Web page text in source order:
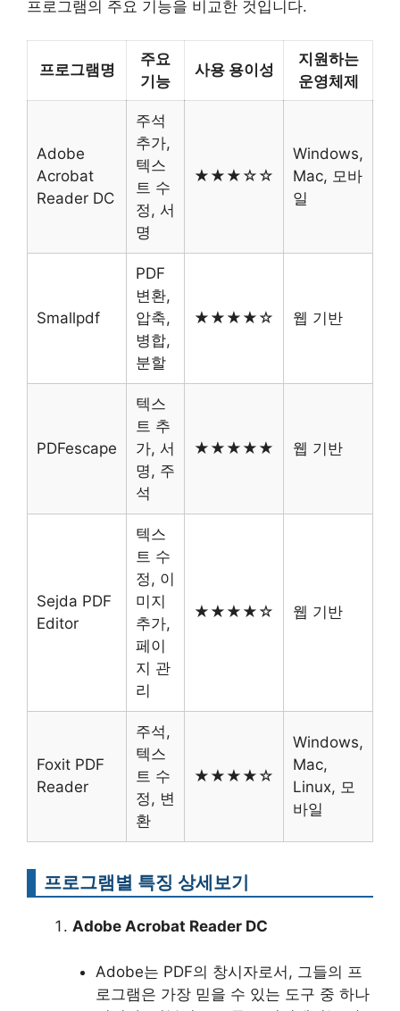
프로그램의 주요 기능을 비교한 것입니다.
프로그램명
주요
기능
사용 용이성
지원하는
운영체제
Adobe
Acrobat
Reader DC
주석
추가,
텍스
트 수
정, 서
명
★★★☆☆
Windows,
Mac, 모바
일
Smallpdf
PDF
변환,
압축,
병합,
분할
★★★★☆ 웹 기반
PDFescape
텍스
트 추
가, 서
명, 주
석
★★★★★ 웹 기반
Sejda PDF
Editor
텍스
트 수
정, 이
미지
추가,
페이
지 관
리
★★★★☆ 웹 기반
Foxit PDF
Reader
주석,
텍스
트 수
정, 변
환
★★★★☆
Windows,
Mac,
Linux, 모
바일
프로그램별 특징 상세보기
Adobe Acrobat Reader DC
Adobe는 PDF의 창시자로서, 그들의 프
로그램은 가장 믿을 수 있는 도구 중 하나